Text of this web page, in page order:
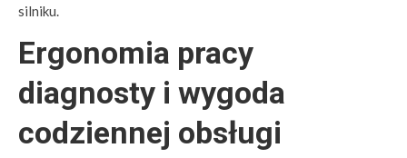
silniku.
Ergonomia pracy
diagnosty i wygoda
codziennej obsługi